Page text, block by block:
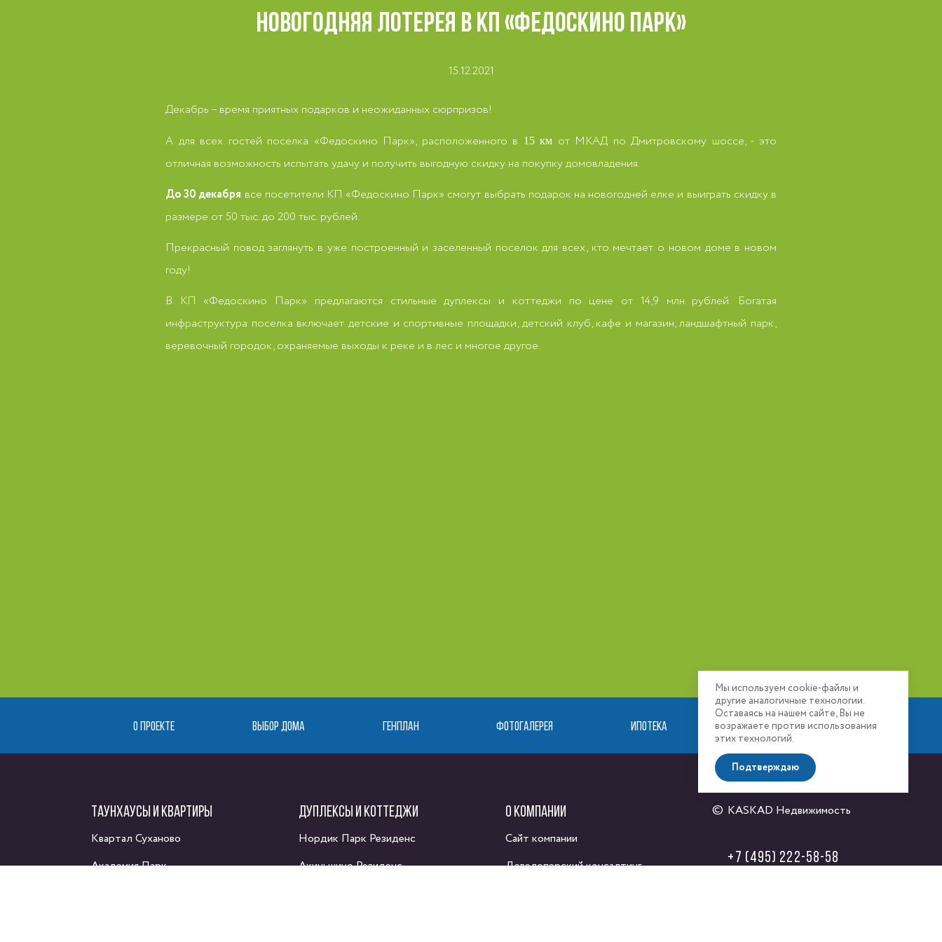
Мы используем cookie-файлы и
другие аналогичные технологии.
Оставаясь на нашем сайте, Вы не
возражаете против использования
этих технологий.
Подтверждаю
НОВОГОДНЯЯ ЛОТЕРЕЯ В КП «ФЕДОСКИНО ПАРК»
15.12.2021
Декабрь – время приятных подарков и неожиданных сюрпризов!
А для всех гостей поселка «Федоскино Парк», расположенного в 15 км от МКАД по Дмитровскому шоссе, - это
отличная возможность испытать удачу и получить выгодную скидку на покупку домовладения.
До 30 декабря все посетители КП «Федоскино Парк» смогут выбрать подарок на новогодней елке и выиграть скидку в
размере от 50 тыс. до 200 тыс. рублей.
Прекрасный повод заглянуть в уже построенный и заселенный поселок для всех, кто мечтает о новом доме в новом
году!
В КП «Федоскино Парк» предлагаются стильные дуплексы и коттеджи по цене от 14,9 млн рублей. Богатая
инфраструктура поселка включает детские и спортивные площадки, детский клуб, кафе и магазин, ландшафтный парк,
веревочный городок, охраняемые выходы к реке и в лес и многое другое.
О ПРОЕКТЕ ВЫБОР ДОМА ГЕНПЛАН ФОТОГАЛЕРЕЯ ИПОТЕКА РАСПОЛОЖЕНИЕ
ТАУНХАУСЫ И КВАРТИРЫ
Квартал Суханово
Академия Парк
ДУПЛЕКСЫ И КОТТЕДЖИ
Нордик Парк Резиденс
Акиньшино Резиденс
О КОМПАНИИ
Сайт компании
Девелоперский консалтинг
KASKAD Недвижимость
+7 (495) 222-58-58